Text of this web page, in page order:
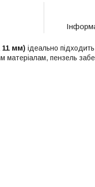
11 мм) ідеально
матеріалам, пензель